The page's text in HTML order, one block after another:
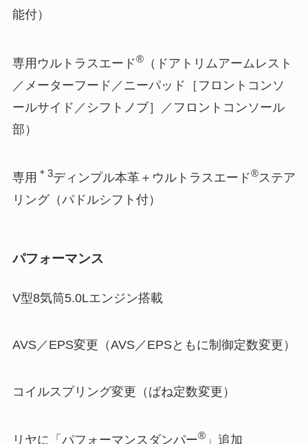
能付）
専用ウルトラスエード®（ドアトリムアームレスト
／メーターフード／ニーパッド［フロントコンソ
ールサイド／シフトノブ］／フロントコンソール
部）
専用 ＊3ディンプル本革＋ウルトラスエード®ステア
リング（パドルシフト付）
パフォーマンス
V型8気筒5.0Lエンジン搭載
AVS／EPS変更（AVS／EPSともに制御定数変更）
コイルスプリング変更（ばね定数変更）
リヤに「パフォーマンスダンパー®」追加